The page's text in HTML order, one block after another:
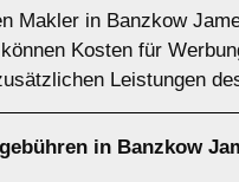
Makler in Banzkow
Kosten für
Leistungen
in Banzkow